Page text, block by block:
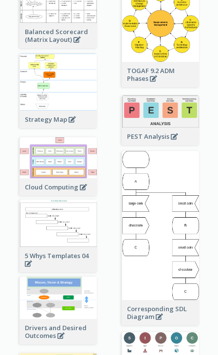
TOGAF 9.2 ADM
Phases
Balanced Scorecard
(Matrix Layout)
Strategy Map
PEST Analysis
Cloud Computing
Corresponding SDL
Diagram
5 Whys Templates 04
Drivers and Desired
Outcomes